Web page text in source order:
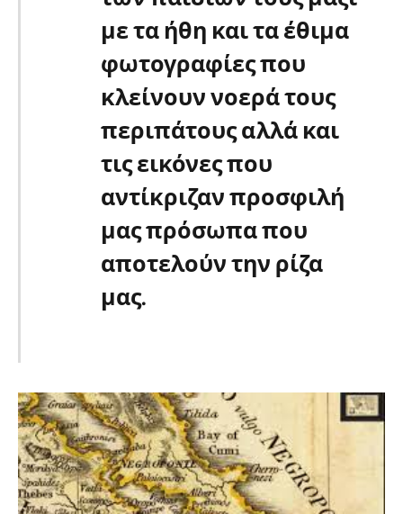
με τα ήθη και τα έθιμα
φωτογραφίες που
κλείνουν νοερά τους
περιπάτους αλλά και
τις εικόνες που
αντίκριζαν προσφιλή
μας πρόσωπα που
αποτελούν την ρίζα
μας.